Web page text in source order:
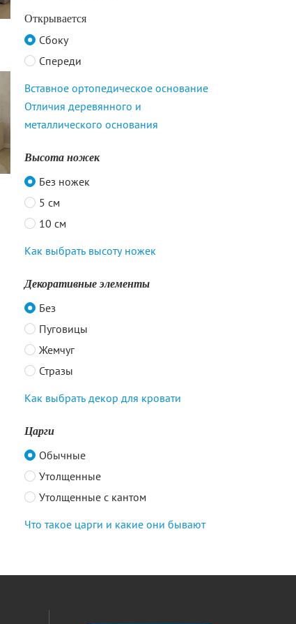
Открывается
Сбоку
Спереди
Вставное ортопедическое основание
Отличия деревянного и
металлического основания
Высота ножек
Без ножек
5 см
10 см
Как выбрать высоту ножек
Декоративные элементы
Без
Пуговицы
Жемчуг
Стразы
Как выбрать декор для кровати
Царги
Обычные
Утолщенные
Утолщенные с кантом
Что такое царги и какие они бывают